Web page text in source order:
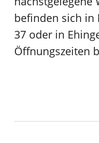
befinden sich in
37 oder in
Öffnungszeiten